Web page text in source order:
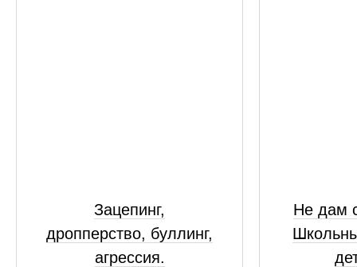
Зацепинг,
дропперство, буллинг,
агрессия.
Не дам